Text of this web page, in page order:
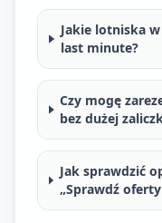
Jakie lotniska
last minute?
Czy mogę
bez dużej
Jak sprawdzić
„Sprawdź